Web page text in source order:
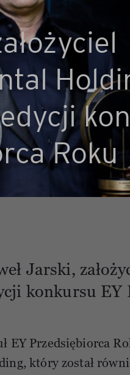
Roku
Jarski,
konkursu EY
EY Przedsiębiorca
który został